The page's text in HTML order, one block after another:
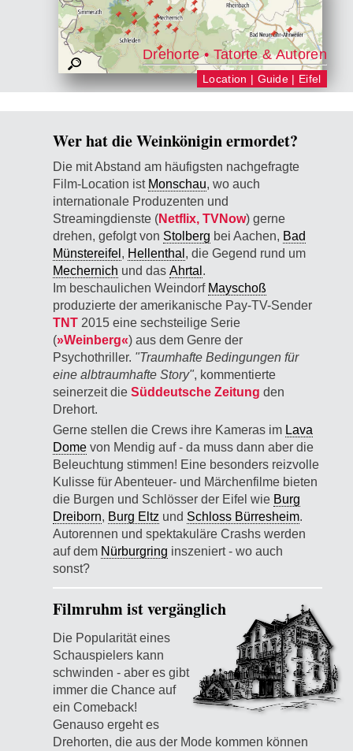
Drehorte • Tatorte & Autoren
Location | Guide | Eifel
Wer hat die Weinkönigin ermordet?
Die mit Abstand am häufigsten nachgefragte
Film-Location ist Mon­schau, wo auch
internationale Produzenten und
Streamingdienste (Netflix, TVNow) gerne
drehen, gefolgt von Stolberg bei Aachen, Bad
Münster­eifel , Hellenthal , die Gegend rund um
Mechernich und das Ahrtal .
Im beschaulichen Weindorf Mayschoß
produzierte der amerikanische Pay-TV-Sender
TNT 2015 eine sechsteilige Serie
(»Weinberg«) aus dem Genre der
Psychothriller. "Traumhafte Bedingungen für
eine albtraumhafte Story", kommentierte
seinerzeit die Süddeutsche Zeitung den
Drehort.
Gerne stellen die Crews ihre Kameras im Lava
Dome von Mendig auf - da muss dann aber die
Beleuchtung stimmen! Eine besonders reizvolle
Kulisse für Abenteuer- und Märchenfilme bieten
die Burgen und Schlösser der Eifel wie Burg
Dreiborn, Burg Eltz und Schloss Bürresheim.
Autorennen und spektakuläre Crashs werden
auf dem Nürburgring inszeniert - wo auch
sonst?
Filmruhm ist vergänglich
Die Popularität eines
Schauspielers kann
schwinden - aber es gibt
immer die Chance auf
ein Comeback!
Genauso ergeht es
Drehorten, die aus der Mode kommen können